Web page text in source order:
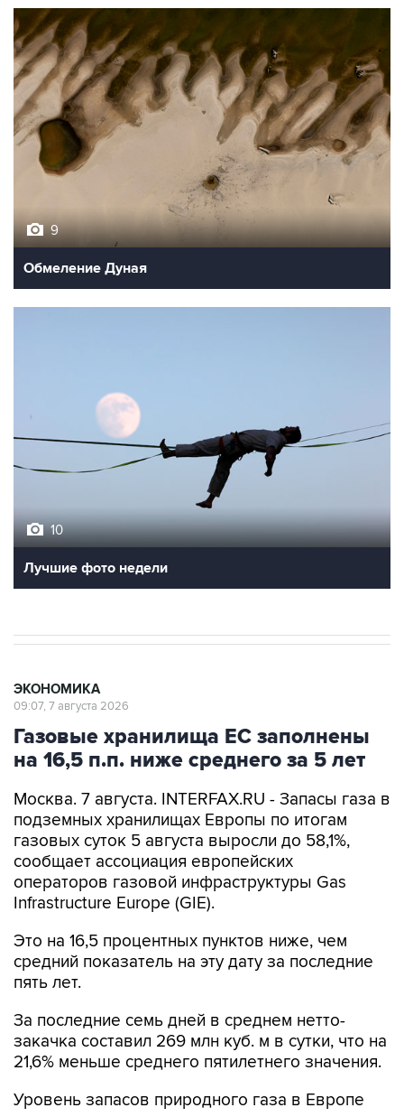
9
Обмеление Дуная
10
Лучшие фото недели
ЭКОНОМИКА
09:07, 7 августа 2026
Газовые хранилища ЕС заполнены
на 16,5 п.п. ниже среднего за 5 лет
Москва. 7 августа. INTERFAX.RU - Запасы газа в
подземных хранилищах Европы по итогам
газовых суток 5 августа выросли до 58,1%,
сообщает ассоциация европейских
операторов газовой инфраструктуры Gas
Infrastructure Europe (GIE).
Это на 16,5 процентных пунктов ниже, чем
средний показатель на эту дату за последние
пять лет.
За последние семь дней в среднем нетто-
закачка составил 269 млн куб. м в сутки, что на
21,6% меньше среднего пятилетнего значения.
Уровень запасов природного газа в Европе